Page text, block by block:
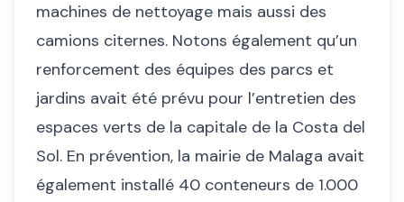
machines de nettoyage mais aussi des
camions citernes. Notons également qu’un
renforcement des équipes des parcs et
jardins avait été prévu pour l’entretien des
espaces verts de la capitale de la Costa del
Sol. En prévention, la mairie de Malaga avait
également installé 40 conteneurs de 1.000